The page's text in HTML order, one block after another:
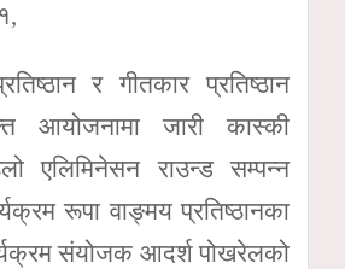
र गीतकार प्रतिष्ठान
आयोजनामा जारी कास्की
एलिमिनेसन राउन्ड सम्पन्न
रूपा वाङ्‍मय प्रतिष्ठानका
संयोजक आदर्श पोखरेलको